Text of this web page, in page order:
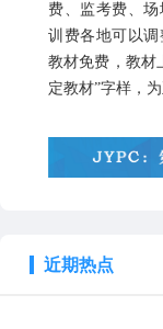
费、监考费、
训费各地可以
教材免费，教材
定教材”字样，
近期热点